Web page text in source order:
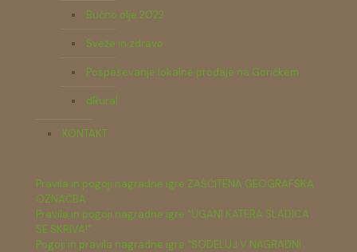
Bučno olje 2022
Sveže in zdravo
Pospeševanje lokalne prodaje na Goričkem
dRural
KONTAKT
Pravila in pogoji nagradne igre ZAŠČITENA GEOGRAFSKA
OZNAČBA
Pravila in pogoji nagradne igre "UGANI KATERA SLADICA
SE SKRIVA!"
Pogoji in pravila nagradne igre "SODELUJ V NAGRADNI